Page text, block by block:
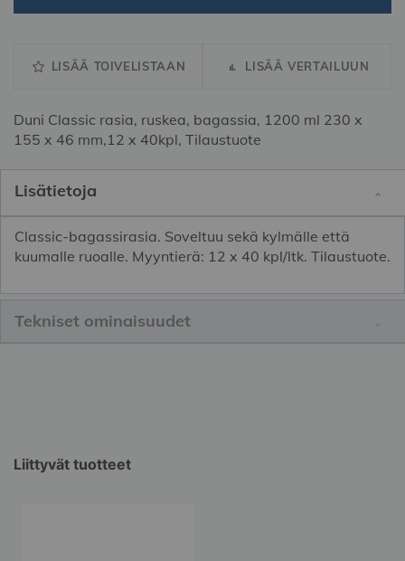
LISÄÄ TOIVELISTAAN LISÄÄ VERTAILUUN
Duni Classic rasia, ruskea, bagassia, 1200 ml 230 x
155 x 46 mm,12 x 40kpl, Tilaustuote
Lisätietoja
Classic-bagassirasia. Soveltuu sekä kylmälle että
kuumalle ruoalle. Myyntierä: 12 x 40 kpl/ltk. Tilaustuote.
Tekniset ominaisuudet
Liittyvät tuotteet